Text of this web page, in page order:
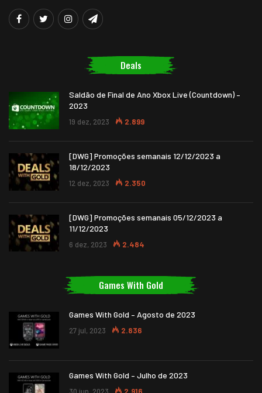
Deals
Saldão de Final de Ano Xbox Live (Countdown) –
2023
19 dez, 2023 2.899
[DWG] Promoções semanais 12/12/2023 a
18/12/2023
12 dez, 2023 2.350
[DWG] Promoções semanais 05/12/2023 a
11/12/2023
6 dez, 2023 2.484
Games With Gold
Games With Gold – Agosto de 2023
27 jul, 2023 2.836
Games With Gold – Julho de 2023